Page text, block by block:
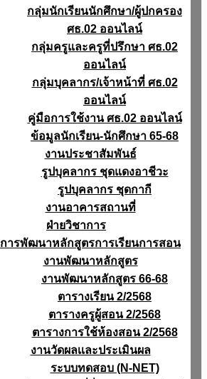
กลุ่มนักเรียนนักศึกษา/ผู้ปกครอง
ศธ.02 ออนไลน์
กลุ่มครูและครูที่ปรึกษา ศธ.02
ออนไลน์
กลุ่มบุคลากร/เจ้าหน้าที่ ศธ.02
ออนไลน์
คู่มือการใช้งาน ศธ.02 ออนไลน์
ข้อมูลนักเรียน-นักศึกษา 65-68
งานประชาสัมพันธ์
รูปบุคลากร ชุดแดงอาชีวะ
รูปบุคลากร ชุดกากี
งานอาคารสถานที่
ฝ่ายวิชาการ
การพัฒนาหลักสูตรการเรียนการสอน
งานพัฒนาหลักสูตร
งานพัฒนาหลักสูตร 66-68
ตารางเรียน 2/2568
ตารางครูผู้สอน 2/2568
ตารางการใช้ห้องสอน 2/2568
งานวัดผลเเละประเมินผล
ระบบทดสอบ (N-NET)